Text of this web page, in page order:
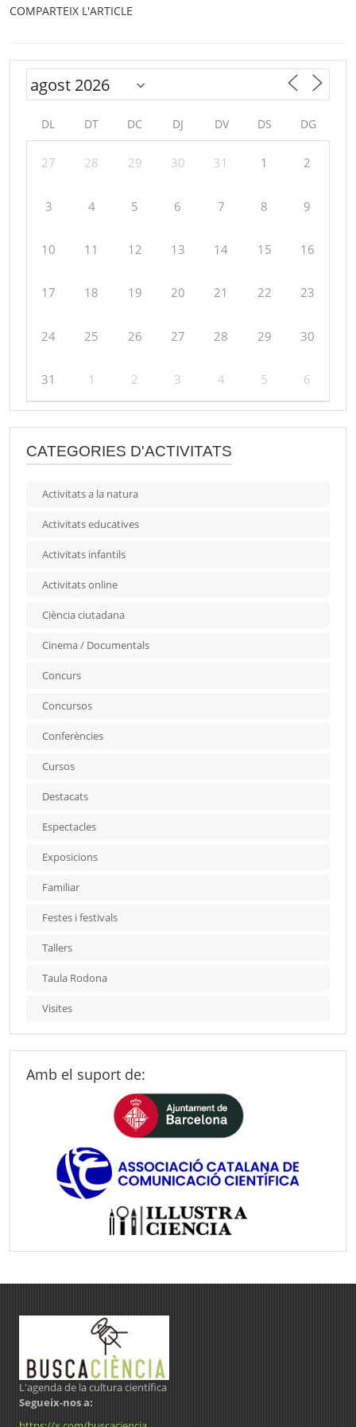
COMPARTEIX L'ARTICLE
DL DT DC DJ DV DS DG
27 28 29 30 31 1 2
3 4 5 6 7 8 9
10 11 12 13 14 15 16
17 18 19 20 21 22 23
24 25 26 27 28 29 30
31 1 2 3 4 5 6
CATEGORIES D'ACTIVITATS
Activitats a la natura
Activitats educatives
Activitats infantils
Activitats online
Ciència ciutadana
Cinema / Documentals
Concurs
Concursos
Conferències
Cursos
Destacats
Espectacles
Exposicions
Familiar
Festes i festivals
Tallers
Taula Rodona
Visites
Amb el suport de:
L'agenda de la cultura científica
Segueix-nos a: